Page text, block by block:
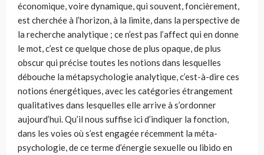
économique, voire dynamique, qui souvent, foncièrement,
est cherchée à l’horizon, à la limite, dans la perspective de
la recherche analytique ; ce n’est pas l’affect qui en donne
le mot, c’est ce quelque chose de plus opaque, de plus
obscur qui précise toutes les notions dans lesquelles
débouche la métapsychologie analytique, c’est-à-dire ces
notions énergétiques, avec les catégories étrangement
qualitatives dans lesquelles elle arrive à s’ordonner
aujourd’hui. Qu’il nous suffise ici d’in­diquer la fonction,
dans les voies où s’est engagée récemment la méta­
psychologie, de ce terme d’énergie sexuelle ou libido en